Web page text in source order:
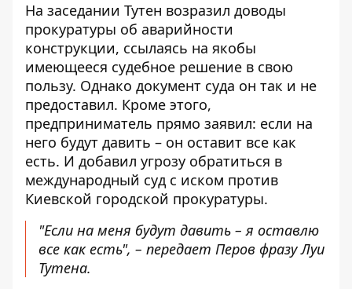
На заседании Тутен возразил доводы
прокуратуры об аварийности
конструкции, ссылаясь на якобы
имеющееся судебное решение в свою
пользу. Однако документ суда он так и не
предоставил. Кроме этого,
предприниматель прямо заявил: если на
него будут давить – он оставит все как
есть. И добавил угрозу обратиться в
международный суд с иском против
Киевской городской прокуратуры.
"Если на меня будут давить – я оставлю
все как есть", – передает Перов фразу Луи
Тутена.